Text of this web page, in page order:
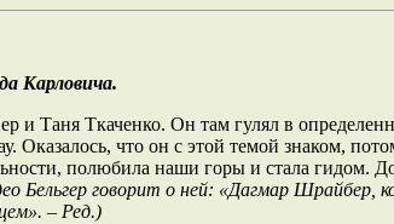
Карловича.
Таня Ткаченко. Он там гулял в
что он с этой темой знаком,
полюбила наши горы и стала гидом.
Бельгер говорит о ней: «Дагмар Шрайбер,
– Ред.)